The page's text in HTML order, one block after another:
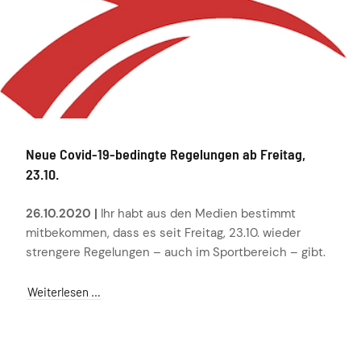
Neue Covid-19-bedingte Regelungen ab Freitag,
23.10.
26.10.2020 | Ihr habt aus den Medien bestimmt
mitbekommen, dass es seit Freitag, 23.10. wieder
strengere Regelungen – auch im Sportbereich – gibt.
Weiterlesen …